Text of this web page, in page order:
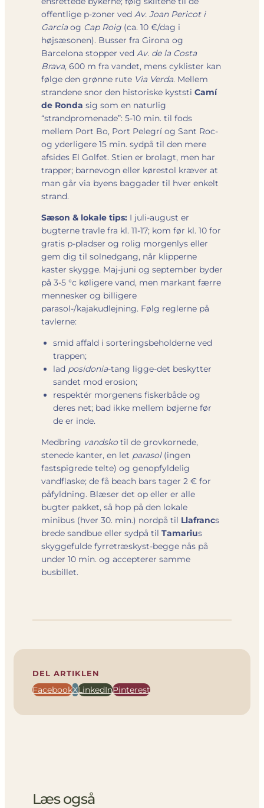
offentlige p-zoner ved Av. Joan Pericot i
Garciaog Cap Roig (ca. 10 €/dag i
højsæsonen). Busser fra Girona og
Barcelona stopper ved Av. de la Costa
Brava, 600 m fra vandet, mens cyklister kan
følge den grønne rute Via Verda. Mellem
strandene snor den historiske kyststi Camí
de Ronda sig som en naturlig
“strandpromenade”: 5-10 min. til fods
mellem Port Bo, Port Pelegrí og Sant Roc-
og yderligere 15 min. sydpå til den mere
afsides El Golfet. Stien er brolagt, men har
trapper; barnevogn eller kørestol kræver at
man går via byens baggader til hver enkelt
strand.
Sæson & lokale tips: I juli-august er
bugterne travle fra kl. 11-17; kom før kl. 10 for
gratis p-pladser og rolig morgenlys eller
gem dig til solnedgang, når klipperne
kaster skygge. Maj-juni og september byder
på 3-5 °c køligere vand, men markant færre
mennesker og billigere
parasol-/kajakudlejning. Følg reglerne på
tavlerne:
smid affald i sorteringsbeholderne ved
trappen;
lad posidonia-tang ligge-det beskytter
sandet mod erosion;
respektér morgenens fiskerbåde og
deres net; bad ikke mellem bøjerne før
de er inde.
Medbring vandskotil de grovkornede,
stenede kanter, en let parasol(ingen
fastspigrede telte) og genopfyldelig
vandflaske; de få beach bars tager 2 € for
påfyldning. Blæser det op eller er alle
bugter pakket, så hop på den lokale
minibus (hver 30. min.) nordpå til Llafrancs
brede sandbue eller sydpå til Tamarius
skyggefulde fyrretræskyst-begge nås på
under 10 min. og accepterer samme
busbillet.
DEL ARTIKLEN
FacebookXLinkedInPinterest
Læs også